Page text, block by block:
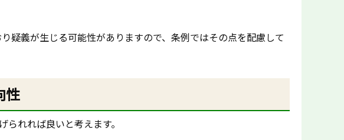
疑義が生じる可能性がありますので、条例ではその点を配慮して
性
れれば良いと考えます。